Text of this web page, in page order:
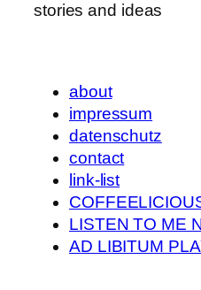
stories and ideas
about
impressum
datenschutz
contact
link-list
LISTEN TO ME
AD LIBITUM